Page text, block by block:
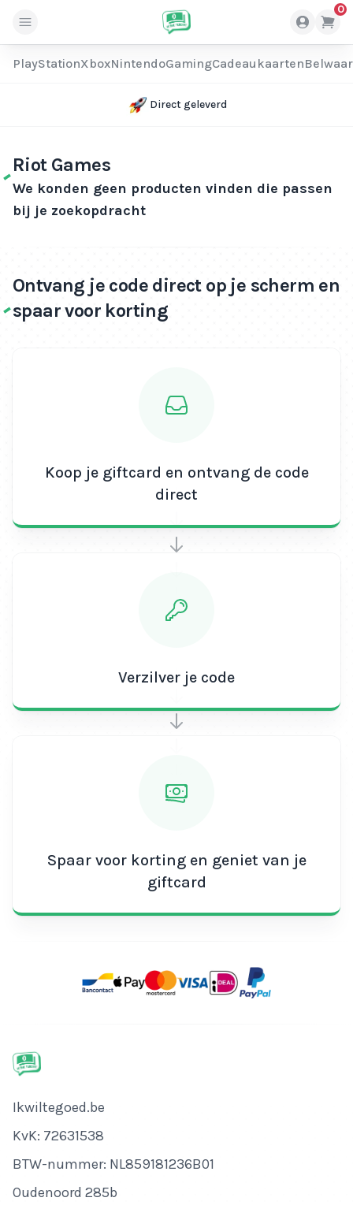
0
PlayStationXboxNintendoGamingCadeaukaarten
Direct geleverd
Riot Games
We konden geen producten vinden die passen
bij je zoekopdracht
Ontvang je code direct op je scherm en
spaar voor korting
Koop je giftcard en ontvang de code
direct
Verzilver je code
Spaar voor korting en geniet van je
giftcard
Bedrijfsnaam
Ikwiltegoed.be
KvK-nummer
KvK: 72631538
Btw-nummer
BTW-nummer: NL859181236B01
Adres
Oudenoord 285b